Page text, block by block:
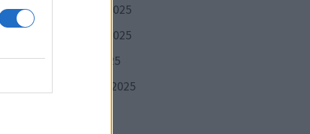
à
en
décembre 2025
novembre 2025
octobre 2025
septembre 2025